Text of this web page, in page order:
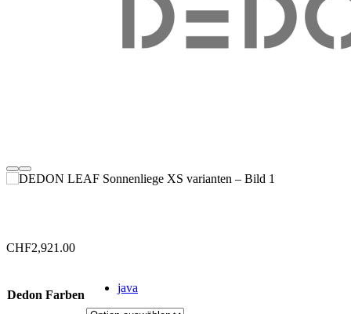
CHF2,921.00
Dedon Farben
java